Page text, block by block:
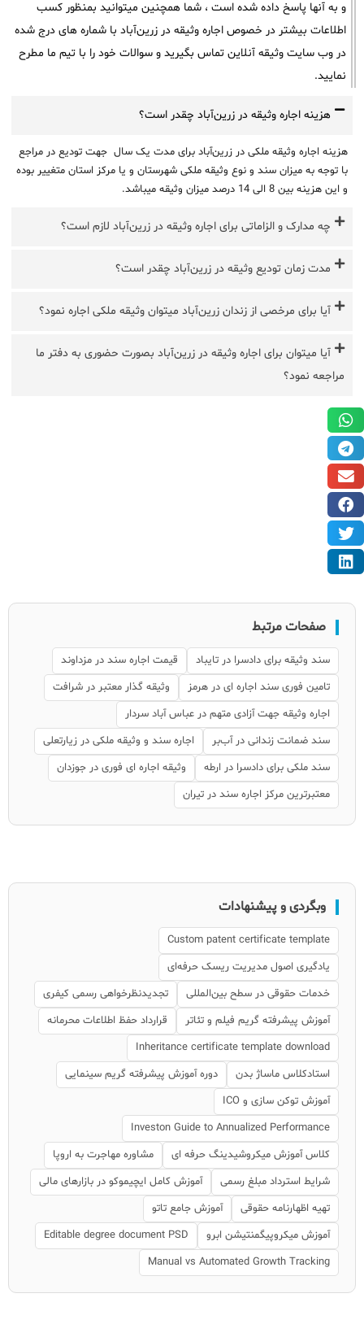
و به آنها پاسخ داده شده است ، شما همچنین میتوانید بمنظور کسب
اطلاعات بیشتر در خصوص اجاره وثیقه در زرین‌آباد با شماره های درج شده
در وب سایت وثیقه آنلاین تماس بگیرید و سوالات خود را با تیم ما مطرح
نمایید.
هزینه اجاره وثیقه در زرین‌آباد چقدر است؟
هزینه اجاره وثیقه ملکی در زرین‌آباد برای مدت یک سال جهت تودیع در مراجع
با توجه به میزان سند و نوع وثیقه ملکی شهرستان و یا مرکز استان متغییر بوده
و این هزینه بین 8 الی 14 درصد میزان وثیقه میباشد.
چه مدارک و الزاماتی برای اجاره وثیقه در زرین‌آباد لازم است؟
مدت زمان تودیع وثیقه در زرین‌آباد چقدر است؟
آیا برای مرخصی از زندان زرین‌آباد میتوان وثیقه ملکی اجاره نمود؟
آیا میتوان برای اجاره وثیقه در زرین‌آباد بصورت حضوری به دفتر ما
مراجعه نمود؟
صفحات مرتبط
سند وثیقه برای دادسرا در تایباد
قیمت اجاره سند در مزداوند
تامین فوری سند اجاره ای در هرمز
وثیقه گذار معتبر در شرافت
اجاره وثیقه جهت آزادی متهم در عباس آباد سردار
سند ضمانت زندانی در آب‌بر
اجاره سند و وثیقه ملکی در زیارتعلی
سند ملکی برای دادسرا در ارطه
وثیقه اجاره ای فوری در جوزدان
معتبرترین مرکز اجاره سند در تیران
وبگردی و پیشنهادات
Custom patent certificate template
یادگیری اصول مدیریت ریسک حرفه‌ای
خدمات حقوقی در سطح بین‌المللی
تجدیدنظرخواهی رسمی کیفری
آموزش پیشرفته گریم فیلم و تئاتر
قرارداد حفظ اطلاعات محرمانه
Inheritance certificate template download
استادکلاس ماساژ بدن
دوره آموزش پیشرفته گریم سینمایی
آموزش توکن سازی و ICO
Investon Guide to Annualized Performance
کلاس آموزش میکروشیدینگ حرفه ای
مشاوره مهاجرت به اروپا
شرایط استرداد مبلغ رسمی
آموزش کامل ایچیموکو در بازارهای مالی
تهیه اظهارنامه حقوقی
آموزش جامع تاتو
آموزش میکروپیگمنتیشن ابرو
Editable degree document PSD
Manual vs Automated Growth Tracking